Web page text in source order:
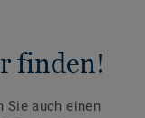
finden!
Sie auch einen